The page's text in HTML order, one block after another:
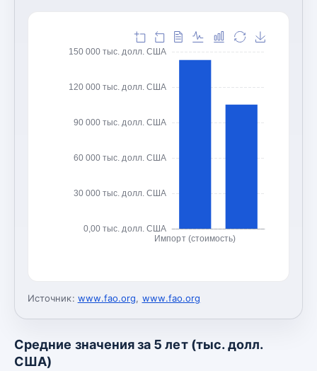
0,00 тыс. долл. США
30 000 тыс. долл. США
60 000 тыс. долл. США
90 000 тыс. долл. США
120 000 тыс. долл. США
150 000 тыс. долл. США
Импорт (стоимость)
Источник: www.fao.org, www.fao.org
Средние значения за 5 лет (тыс. долл.
США)